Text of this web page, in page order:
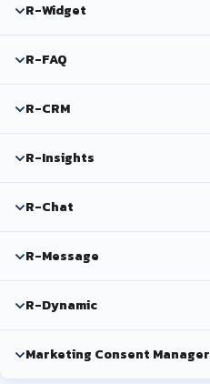
R-Widget
R-FAQ
R-CRM
R-Insights
R-Chat
R-Message
R-Dynamic
Marketing Consent Manager